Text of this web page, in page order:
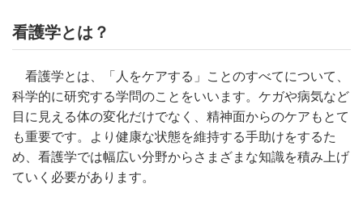
看護学とは？
看護学とは、「人をケアする」ことのすべてについて、
科学的に研究する学問のことをいいます。ケガや病気など
目に見える体の変化だけでなく、精神面からのケアもとて
も重要です。より健康な状態を維持する手助けをするた
め、看護学では幅広い分野からさまざまな知識を積み上げ
ていく必要があります。